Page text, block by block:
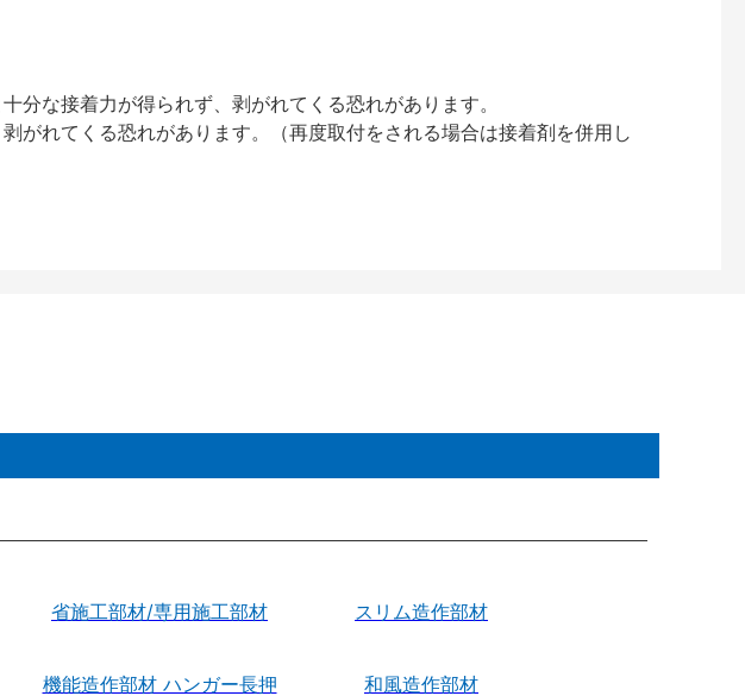
な接着力が得られず、剥がれてくる恐れがあります。
れてくる恐れがあります。（再度取付をされる場合は接着剤を併用し
省施工部材/専用施工部材 スリム造作部材
機能造作部材 ハンガー長押 和風造作部材